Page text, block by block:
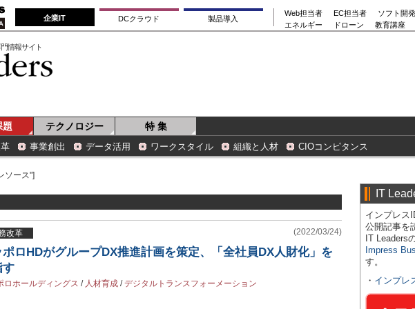
企業IT DCクラウド 製品導入
Web担当者 EC担当者 ソフト開発
エネルギー
ドローン 教育講座
情報サイト
題 テクノロジー 特 集
事業創出 データ活用 ワークスタイル 組織と人材 CIOコンピタンス
ソース"]
改革 (2022/03/24)
ポロHDがグループDX推進計画を策定、「全社員DX人財化」を
す
ロホールディングス / 人材育成 /デジタルトランスフォーメーション
IT
インプレス
公開記事を
IT Leaders
Impress
す。
・ インプレ